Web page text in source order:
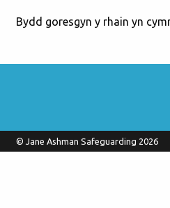
Bydd goresgyn y rhain yn
© Jane Ashman Safeguarding 2026